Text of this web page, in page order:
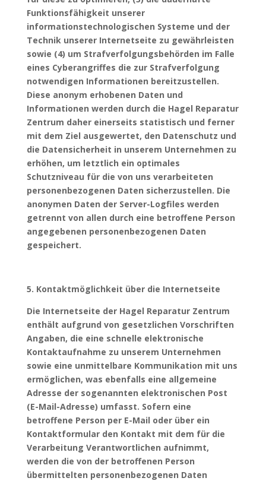
Funktionsfähigkeit unserer
informationstechnologischen Systeme und der
Technik unserer Internetseite zu gewährleisten
sowie (4) um Strafverfolgungsbehörden im Falle
eines Cyberangriffes die zur Strafverfolgung
notwendigen Informationen bereitzustellen.
Diese anonym erhobenen Daten und
Informationen werden durch die Hagel Reparatur
Zentrum daher einerseits statistisch und ferner
mit dem Ziel ausgewertet, den Datenschutz und
die Datensicherheit in unserem Unternehmen zu
erhöhen, um letztlich ein optimales
Schutzniveau für die von uns verarbeiteten
personenbezogenen Daten sicherzustellen. Die
anonymen Daten der Server-Logfiles werden
getrennt von allen durch eine betroffene Person
angegebenen personenbezogenen Daten
gespeichert.
5. Kontaktmöglichkeit über die Internetseite
Die Internetseite der Hagel Reparatur Zentrum
enthält aufgrund von gesetzlichen Vorschriften
Angaben, die eine schnelle elektronische
Kontaktaufnahme zu unserem Unternehmen
sowie eine unmittelbare Kommunikation mit uns
ermöglichen, was ebenfalls eine allgemeine
Adresse der sogenannten elektronischen Post
(E-Mail-Adresse) umfasst. Sofern eine
betroffene Person per E-Mail oder über ein
Kontaktformular den Kontakt mit dem für die
Verarbeitung Verantwortlichen aufnimmt,
werden die von der betroffenen Person
übermittelten personenbezogenen Daten